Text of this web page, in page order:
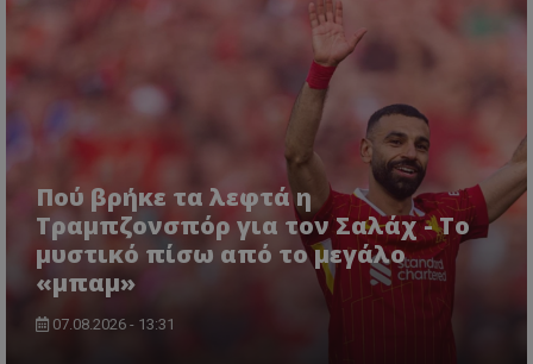
Πού βρήκε τα λεφτά η
Τραμπζονσπόρ για τον Σαλάχ - Το
μυστικό πίσω από το μεγάλο
«μπαμ»
07.08.2026 - 13:31